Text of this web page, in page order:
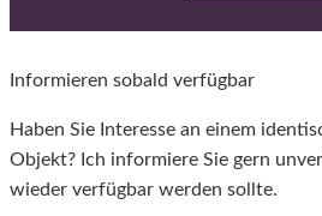
Informieren sobald verfügbar
Haben Sie Interesse an einem
Objekt? Ich informiere Sie gern
wieder verfügbar werden sollte.